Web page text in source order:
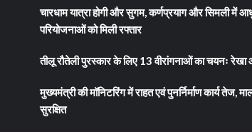
चारधाम यात्रा होगी और सुगम, कर्णप्रयाग और सिमली में
परियोजनाओं को मिली रफ्तार
तीलू रौतेली पुरस्कार के लिए 13 वीरांगनाओं का चयनः रेखा
मुख्यमंत्री की मॉनिटरिंग में राहत एवं पुनर्निर्माण कार्य तेज,
सुरक्षित